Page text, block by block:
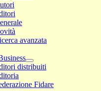
avanzata
distribuiti
Fidare